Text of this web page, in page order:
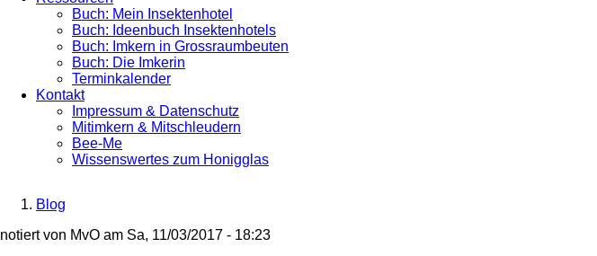
Buch: Mein Insektenhotel
Buch: Ideenbuch Insektenhotels
Buch: Imkern in Grossraumbeuten
Buch: Die Imkerin
Terminkalender
Kontakt
Impressum & Datenschutz
Mitimkern & Mitschleudern
Bee-Me
Wissenswertes zum Honigglas
Breadcrumb
Blog
notiert von MvO am Sa, 11/03/2017 - 18:23